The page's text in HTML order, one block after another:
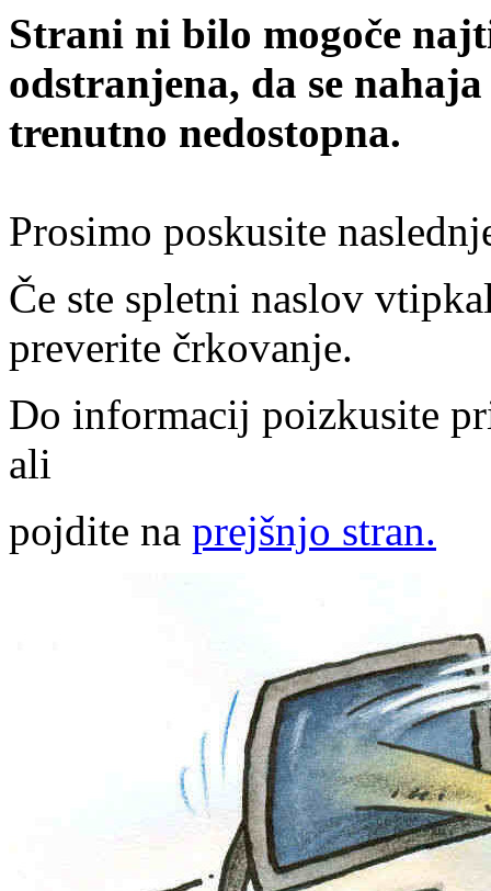
Strani ni bilo mogoče
odstranjena, da se
trenutno nedostopna.
Prosimo poskusite
Če ste spletni naslov
preverite črkovanje.
Do informacij poizkusite
ali
pojdite na prejšnjo stran.